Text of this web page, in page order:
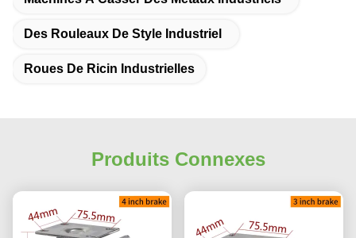
Des Rouleaux De Style Industriel
Roues De Ricin Industrielles
Produits Connexes